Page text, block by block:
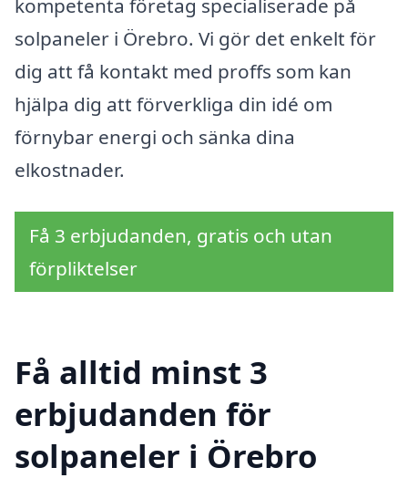
kompetenta företag specialiserade på
solpaneler i Örebro. Vi gör det enkelt för
dig att få kontakt med proffs som kan
hjälpa dig att förverkliga din idé om
förnybar energi och sänka dina
elkostnader.
Få 3 erbjudanden, gratis och utan
förpliktelser
Få alltid minst 3
erbjudanden för
solpaneler i Örebro